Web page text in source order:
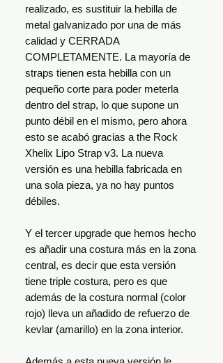
realizado, es sustituir la hebilla de
metal galvanizado por una de más
calidad y CERRADA
COMPLETAMENTE. La mayoría de
straps tienen esta hebilla con un
pequeño corte para poder meterla
dentro del strap, lo que supone un
punto débil en el mismo, pero ahora
esto se acabó gracias a the Rock
Xhelix Lipo Strap v3. La nueva
versión es una hebilla fabricada en
una sola pieza, ya no hay puntos
débiles.
Y el tercer upgrade que hemos hecho
es añadir una costura más en la zona
central, es decir que esta versión
tiene triple costura, pero es que
además de la costura normal (color
rojo) lleva un añadido de refuerzo de
kevlar (amarillo) en la zona interior.